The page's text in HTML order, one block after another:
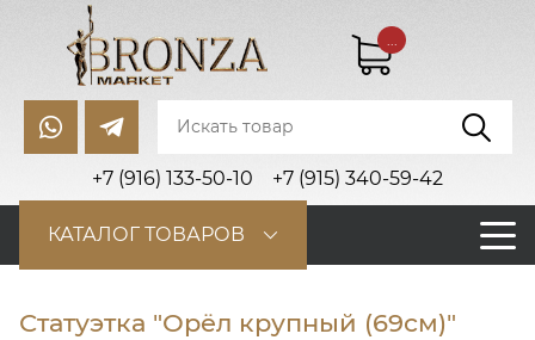
+7 (916) 133-50-10 +7 (915) 340-59-42
...
КАТАЛОГ ТОВАРОВ
Статуэтка "Орёл крупный (69см)"